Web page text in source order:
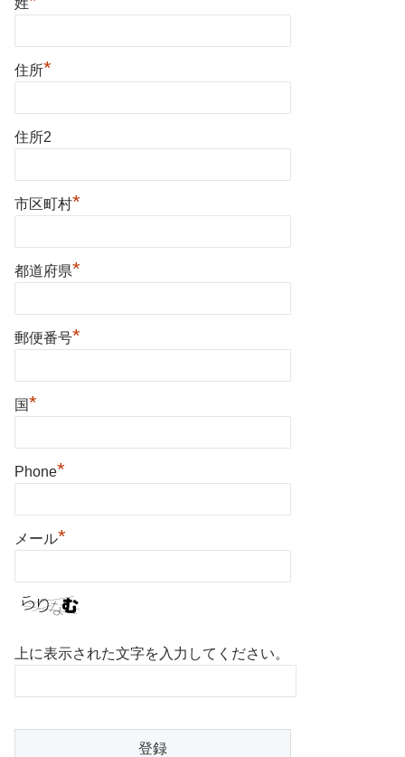
住所*
住所2
市区町村*
都道府県*
郵便番号*
国*
Phone*
メール*
上に表示された文字を入力してください。